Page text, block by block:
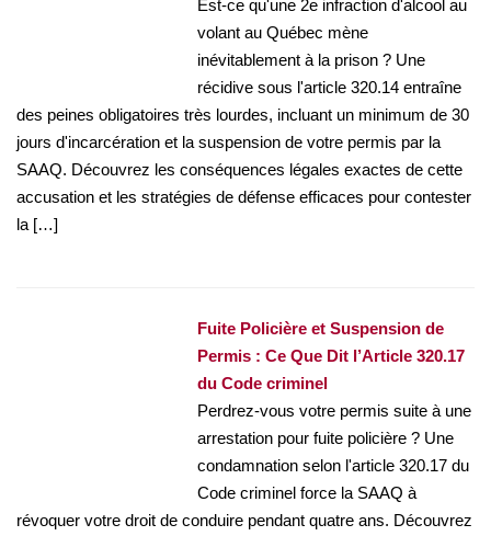
Est-ce qu'une 2e infraction d'alcool au
volant au Québec mène
inévitablement à la prison ? Une
récidive sous l'article 320.14 entraîne
des peines obligatoires très lourdes, incluant un minimum de 30
jours d'incarcération et la suspension de votre permis par la
SAAQ. Découvrez les conséquences légales exactes de cette
accusation et les stratégies de défense efficaces pour contester
la […]
Fuite Policière et Suspension de
Permis : Ce Que Dit l’Article 320.17
du Code criminel
Perdrez-vous votre permis suite à une
arrestation pour fuite policière ? Une
condamnation selon l'article 320.17 du
Code criminel force la SAAQ à
révoquer votre droit de conduire pendant quatre ans. Découvrez